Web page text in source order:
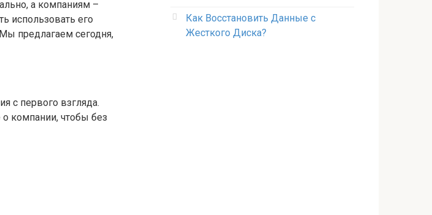
а компаниям –
использовать его
предлагаем сегодня,
с первого взгляда.
компании, чтобы без
Как Восстановить Данные с
Жесткого Диска?